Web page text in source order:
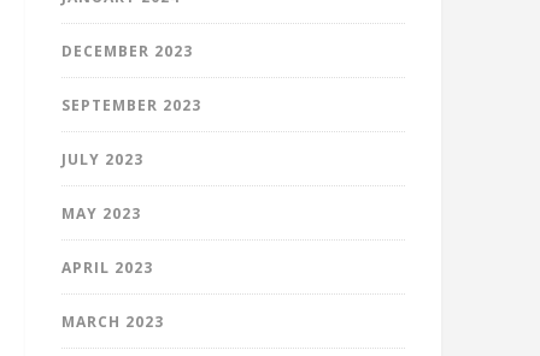
DECEMBER 2023
SEPTEMBER 2023
JULY 2023
MAY 2023
APRIL 2023
MARCH 2023